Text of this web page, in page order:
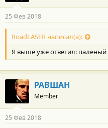
25 Фев 2018
RoadLASER написал(а):
Я выше уже ответил:
РАВШАН
Member
25 Фев 2018